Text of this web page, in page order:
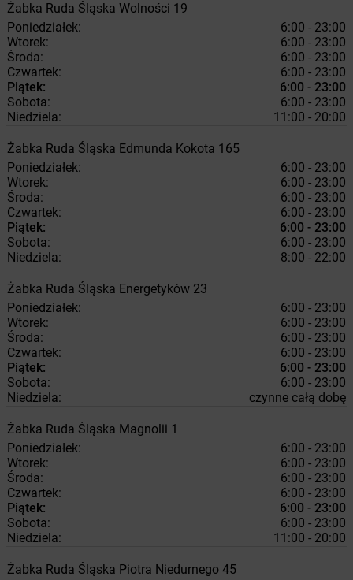
Żabka Ruda Śląska Wolności 19
Poniedziałek:
6:00 - 23:00
Wtorek:
6:00 - 23:00
Środa:
6:00 - 23:00
Czwartek:
6:00 - 23:00
Piątek:
6:00 - 23:00
Sobota:
6:00 - 23:00
Niedziela:
11:00 - 20:00
Żabka Ruda Śląska Edmunda Kokota 165
Poniedziałek:
6:00 - 23:00
Wtorek:
6:00 - 23:00
Środa:
6:00 - 23:00
Czwartek:
6:00 - 23:00
Piątek:
6:00 - 23:00
Sobota:
6:00 - 23:00
Niedziela:
8:00 - 22:00
Żabka Ruda Śląska Energetyków 23
Poniedziałek:
6:00 - 23:00
Wtorek:
6:00 - 23:00
Środa:
6:00 - 23:00
Czwartek:
6:00 - 23:00
Piątek:
6:00 - 23:00
Sobota:
6:00 - 23:00
Niedziela:
czynne całą dobę
Żabka Ruda Śląska Magnolii 1
Poniedziałek:
6:00 - 23:00
Wtorek:
6:00 - 23:00
Środa:
6:00 - 23:00
Czwartek:
6:00 - 23:00
Piątek:
6:00 - 23:00
Sobota:
6:00 - 23:00
Niedziela:
11:00 - 20:00
Żabka Ruda Śląska Piotra Niedurnego 45